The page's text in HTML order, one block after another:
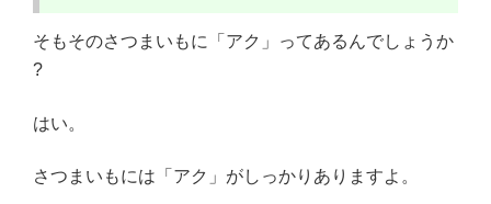
そもそのさつまいもに「アク」ってあるんでしょうか
?
はい。
さつまいもには「アク」がしっかりありますよ。